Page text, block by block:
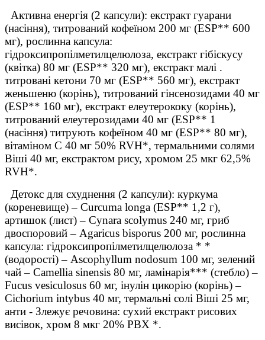
Активна енергія (2 капсули): екстракт гуарани
(насіння), титрований кофеїном 200 мг (ESP** 600
мг), рослинна капсула:
гідроксипропілметилцелюлоза, екстракт гібіскусу
(квітка) 80 мг (ESP** 320 мг), екстракт малі .
титровані кетони 70 мг (ESP** 560 мг), екстракт
женьшеню (корінь), титрований гінсенозидами 40 мг
(ESP** 160 мг), екстракт елеутерококу (корінь),
титрований елеутерозидами 40 мг (ESP** 1
(насіння) титрують кофеїном 40 мг (ESP** 80 мг),
вітаміном C 40 мг 50% RVH*, термальними солями
Віші 40 мг, екстрактом рису, хромом 25 мкг 62,5%
RVH*.
Детокс для схуднення (2 капсули): куркума
(кореневище) – Curcuma longa (ESP** 1,2 г),
артишок (лист) – Cynara scolymus 240 мг, гриб
двоспоровий – Agaricus bisporus 200 мг, рослинна
капсула: гідроксипропілметилцелюлоза * *
(водорості) – Ascophyllum nodosum 100 мг, зелений
чай – Camellia sinensis 80 мг, ламінарія*** (стебло) –
Fucus vesiculosus 60 мг, інулін цикорію (корінь) –
Cichorium intybus 40 мг, термальні солі Віші 25 мг,
анти - Злежує речовина: сухий екстракт рисових
висівок, хром 8 мкг 20% РВХ *.